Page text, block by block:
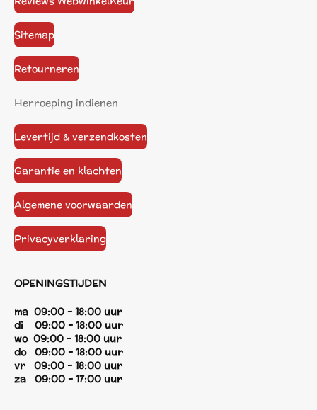
Sitemap
Retourneren
Herroeping indienen
Levertijd & verzendkosten
Garantie en klachten
Algemene voorwaarden
Privacyverklaring
OPENINGSTIJDEN
ma 09:00 - 18:00 uur
di 09:00 - 18:00 uur
wo 09:00 - 18:00 uur
do 09:00 - 18:00 uur
vr 09:00 - 18:00 uur
za 09:00 - 17:00 uur